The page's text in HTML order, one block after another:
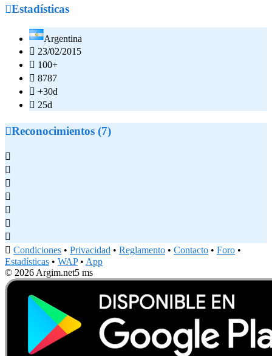
Estadísticas
Argentina
 23/02/2015
 100+
 8787
 +30d
 25d
Reconocimientos (7)







 Condiciones • Privacidad • Reglamento • Contacto • Foro •
Estadísticas • WAP• App
© 2026 Argim.net5 ms